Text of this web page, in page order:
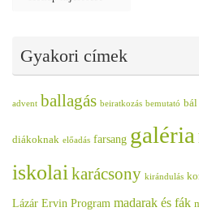
Gyakori címek
advent ballagás beiratkozás bemutató bál
diákoknak előadás farsang galéria
iskolaikarácsony kirándulás
Lázár Ervin Program madarak és fák